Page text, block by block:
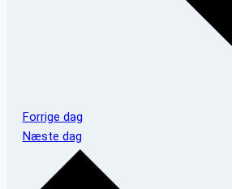
Forrige dag
Næste dag